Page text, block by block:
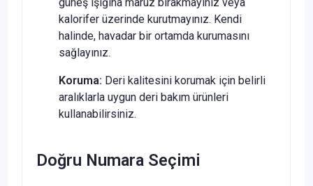
kalorifer üzerinde kurutmayınız. Kendi
halinde, havadar bir ortamda kurumasını
sağlayınız.
Koruma: Deri kalitesini korumak için belirli
aralıklarla uygun deri bakım ürünleri
kullanabilirsiniz.
Doğru Numara Seçimi